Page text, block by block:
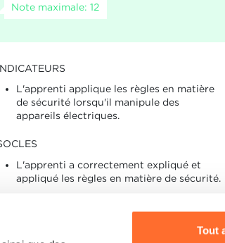
Tout
Note maximale: 12
L'apprenti applique les règles en matière
de sécurité lorsqu'il manipule des
appareils électriques.
L'apprenti a correctement expliqué et
appliqué les règles en matière de sécurité.